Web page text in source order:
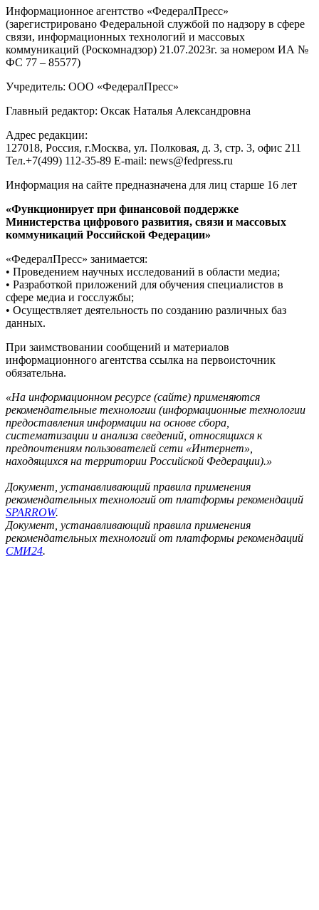
Информационное агентство «ФедералПресс»
(зарегистрировано Федеральной службой по надзору в сфере
связи, информационных технологий и массовых
коммуникаций (Роскомнадзор) 21.07.2023г. за номером ИА №
ФС 77 – 85577)
Учредитель: ООО «ФедералПресс»
Главный редактор: Оксак Наталья Александровна
Адрес редакции:
127018, Россия, г.Москва, ул. Полковая, д. 3, стр. 3, офис 211
Тел.+7(499) 112-35-89 E-mail: news@fedpress.ru
Информация на сайте предназначена для лиц старше 16 лет
«Функционирует при финансовой поддержке
Министерства цифрового развития, связи и массовых
коммуникаций Российской Федерации»
«ФедералПресс» занимается:
• Проведением научных исследований в области медиа;
• Разработкой приложений для обучения специалистов в
сфере медиа и госслужбы;
• Осуществляет деятельность по созданию различных баз
данных.
При заимствовании сообщений и материалов
информационного агентства ссылка на первоисточник
обязательна.
«На информационном ресурсе (сайте) применяются
рекомендательные технологии (информационные технологии
предоставления информации на основе сбора,
систематизации и анализа сведений, относящихся к
предпочтениям пользователей сети «Интернет»,
находящихся на территории Российской Федерации).»
Документ, устанавливающий правила применения
рекомендательных технологий от платформы рекомендаций
SPARROW.
Документ, устанавливающий правила применения
рекомендательных технологий от платформы рекомендаций
СМИ24.